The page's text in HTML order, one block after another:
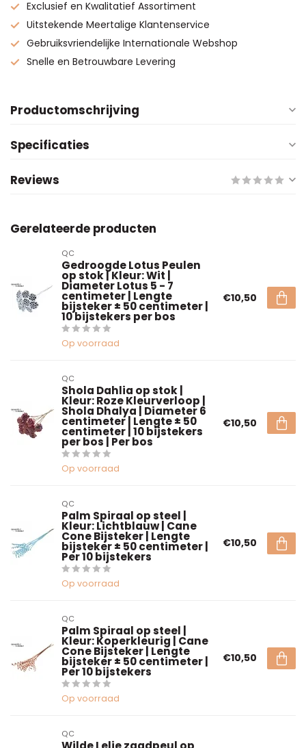
Exclusief en Kwalitatief Assortiment
Uitstekende Meertalige Klantenservice
Gebruiksvriendelijke Internationale Webshop
Snelle en Betrouwbare Levering
Productomschrijving
Specificaties
Reviews
Gerelateerde producten
QC
Gedroogde Lotus Peulen
op stok | Kleur: Wit |
Diameter Lotus 5 - 7
centimeter | Lengte
bijsteker ± 50 centimeter |
10 bijstekers per bos
Op voorraad
€10,50
QC
Shola Dahlia op stok |
Kleur: Roze Kleurverloop |
Shola Dhalya | Diameter 6
centimeter | Lengte ± 50
centimeter | 10 bijstekers
per bos | Per bos
Op voorraad
€10,50
QC
Palm Spiraal op steel |
Kleur: Lichtblauw | Cane
Cone Bijsteker | Lengte
bijsteker ± 50 centimeter |
Per 10 bijstekers
Op voorraad
€10,50
QC
Palm Spiraal op steel |
Kleur: Koperkleurig | Cane
Cone Bijsteker | Lengte
bijsteker ± 50 centimeter |
Per 10 bijstekers
Op voorraad
€10,50
QC